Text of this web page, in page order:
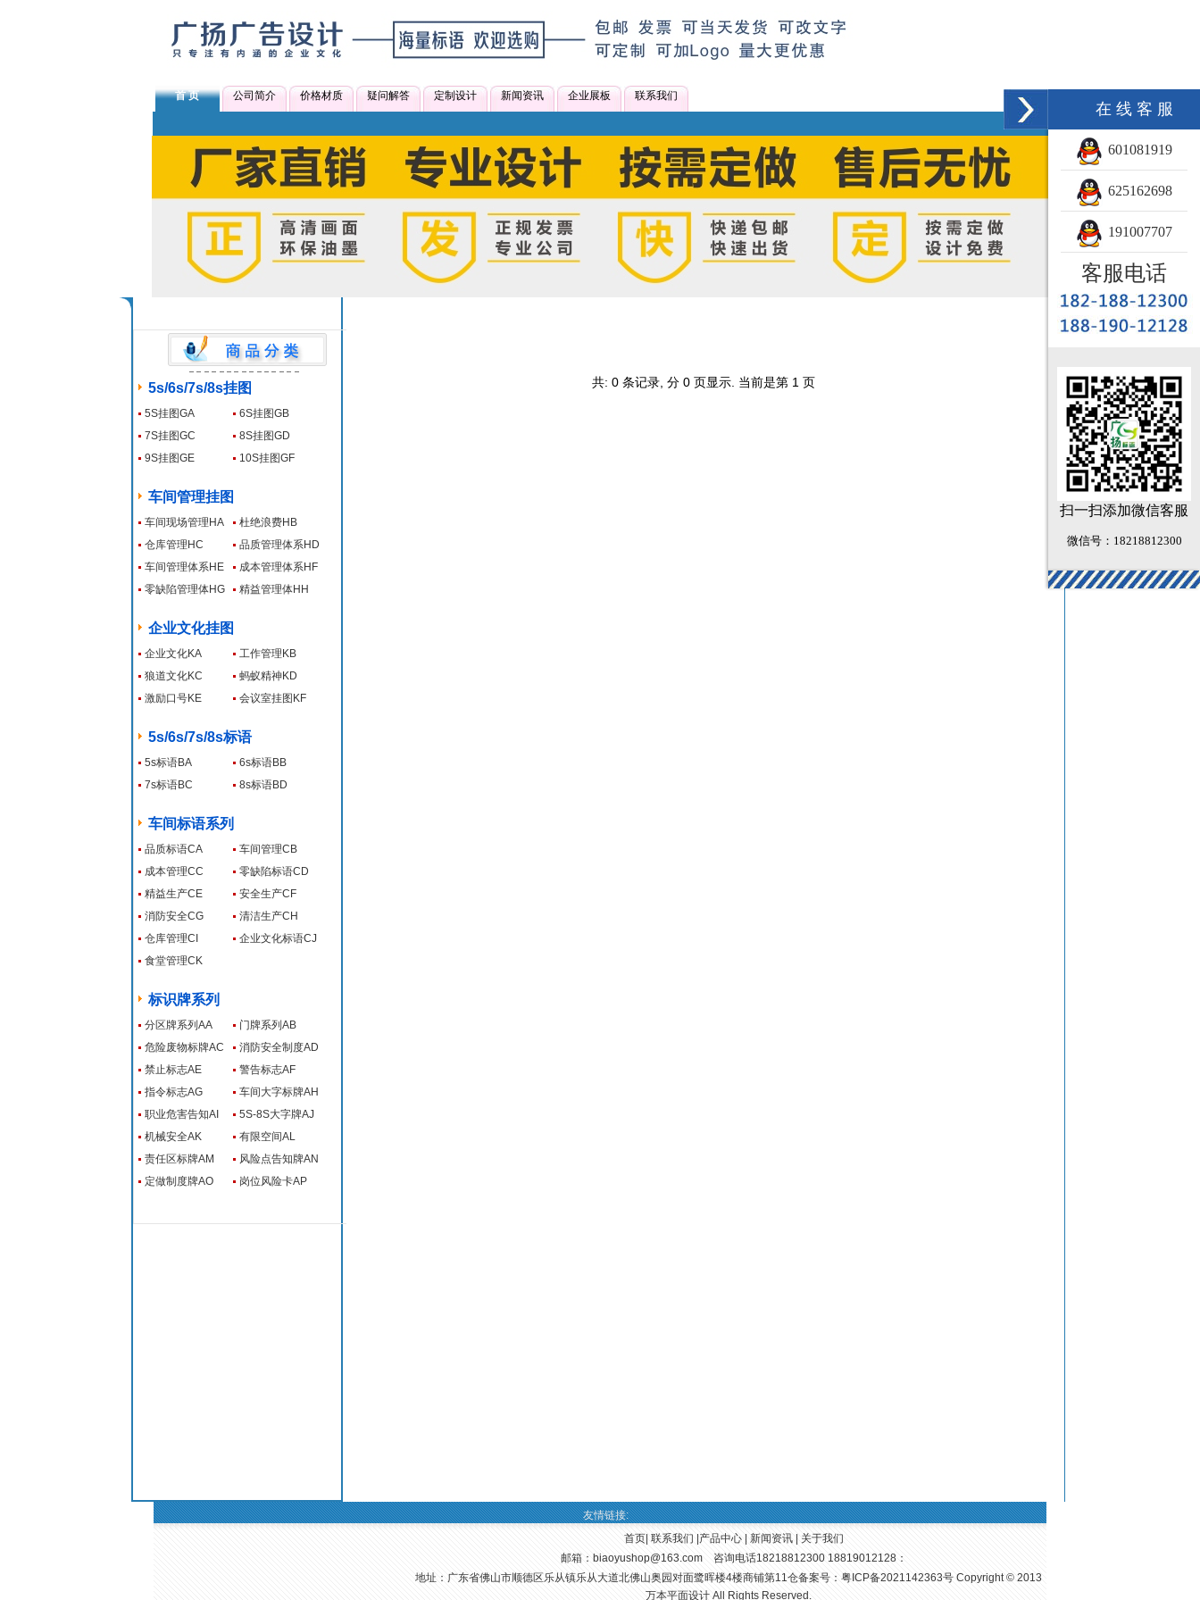
首 页 公司简介 价格材质 疑问解答 定制设计 新闻资讯 企业展板 联系我们
5s/6s/7s/8s挂图
5S挂图GA
6S挂图GB
7S挂图GC
8S挂图GD
9S挂图GE
10S挂图GF
车间管理挂图
车间现场管理HA
杜绝浪费HB
仓库管理HC
品质管理体系HD
车间管理体系HE
成本管理体系HF
零缺陷管理体HG
精益管理体HH
企业文化挂图
企业文化KA
工作管理KB
狼道文化KC
蚂蚁精神KD
激励口号KE
会议室挂图KF
5s/6s/7s/8s标语
5s标语BA
6s标语BB
7s标语BC
8s标语BD
车间标语系列
品质标语CA
车间管理CB
成本管理CC
零缺陷标语CD
精益生产CE
安全生产CF
消防安全CG
清洁生产CH
仓库管理CI
企业文化标语CJ
食堂管理CK
标识牌系列
分区牌系列AA
门牌系列AB
危险废物标牌AC
消防安全制度AD
禁止标志AE
警告标志AF
指令标志AG
车间大字标牌AH
职业危害告知AI
5S-8S大字牌AJ
机械安全AK
有限空间AL
责任区标牌AM
风险点告知牌AN
定做制度牌AO
岗位风险卡AP
共: 0 条记录, 分 0 页显示. 当前是第 1 页
友情链接:
首页| 联系我们 产品中心| 新闻资讯| 关于我们
邮箱： biaoyushop@163.com咨询电话18218812300 18819012128：
地址：广东省佛山市顺德区乐从镇乐从大道北佛山奥园对面鹭晖楼4楼商铺第11仓备案号： 粤ICP备2021142363号Copyright © 2013
万本平面设计 All Rights Reserved.
在 线 客 服
601081919
625162698
191007707
客服电话
扫一扫添加微信客服
微信号：18218812300